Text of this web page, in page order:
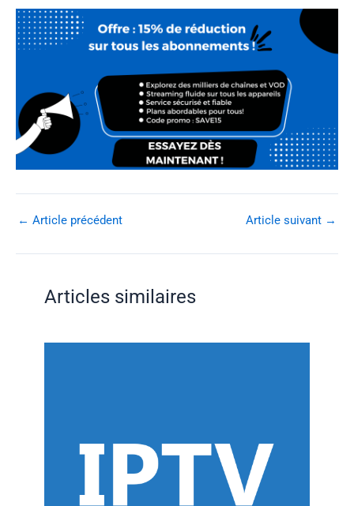
← Article précédent Article suivant →
Articles similaires